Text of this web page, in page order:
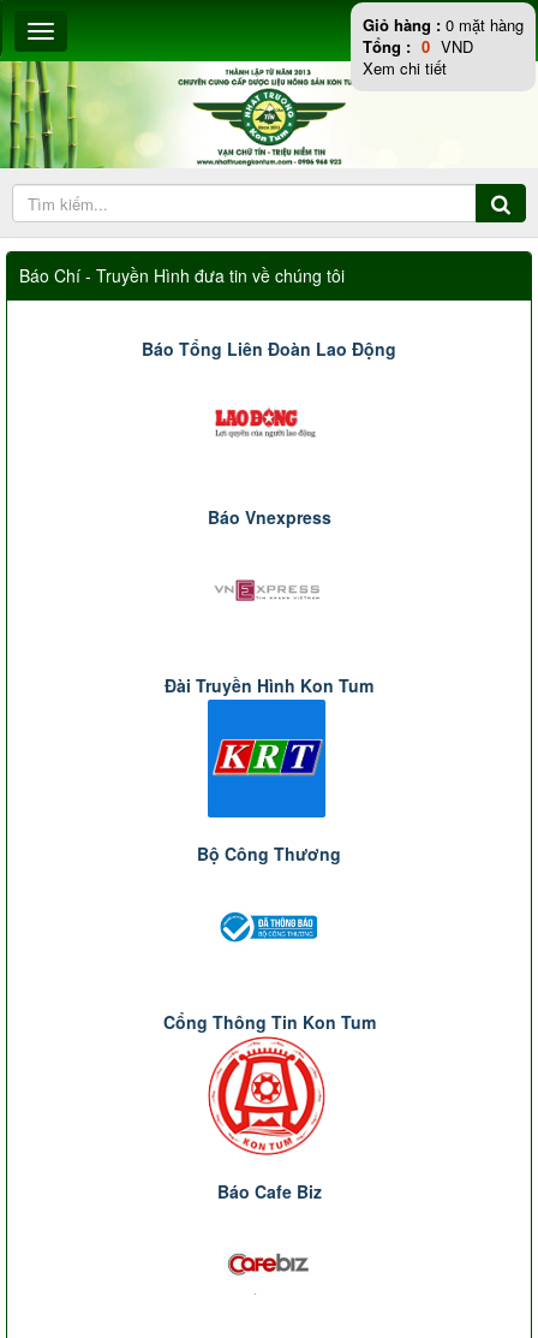
Báo Chí - Truyền Hình đưa tin về chúng tôi
Báo Tổng Liên Đoàn Lao Động
Báo Vnexpress
Đài Truyền Hình Kon Tum
Bộ Công Thương
Cổng Thông Tin Kon Tum
Báo Cafe Biz
Giỏ hàng : 0 mặt hàng
Tổng : 0 VND
Xem chi tiết